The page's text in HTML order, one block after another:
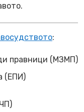
:
правници (МЗМП)
(ЕПИ)